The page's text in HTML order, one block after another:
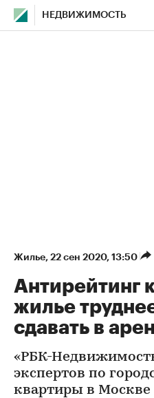
НЕДВИЖИМОСТЬ
Жилье⁠, 22 сен 2020, 13:50
Антирейтинг
жилье
сдавать в
«РБК-
экспертов по
квартиры в Москве